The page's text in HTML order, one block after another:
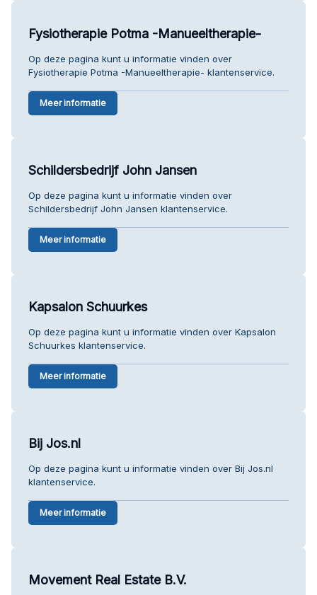
Fysiotherapie Potma -Manueeltherapie-
Op deze pagina kunt u informatie vinden over
Fysiotherapie Potma -Manueeltherapie- klantenservice.
Meer informatie
Schildersbedrijf John Jansen
Op deze pagina kunt u informatie vinden over
Schildersbedrijf John Jansen klantenservice.
Meer informatie
Kapsalon Schuurkes
Op deze pagina kunt u informatie vinden over Kapsalon
Schuurkes klantenservice.
Meer informatie
Bij Jos.nl
Op deze pagina kunt u informatie vinden over Bij Jos.nl
klantenservice.
Meer informatie
Movement Real Estate B.V.